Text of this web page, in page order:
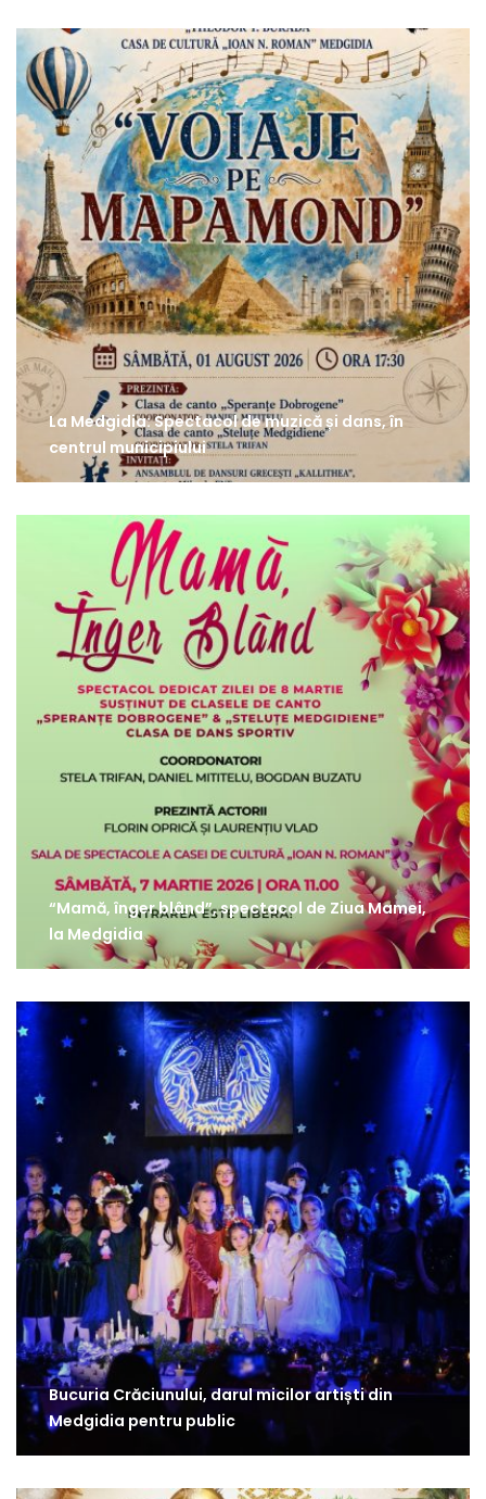
La Medgidia: Spectacol de muzică și dans, în
centrul municipiului
“Mamă, înger blând”, spectacol de Ziua Mamei,
la Medgidia
Bucuria Crăciunului, darul micilor artiști din
Medgidia pentru public